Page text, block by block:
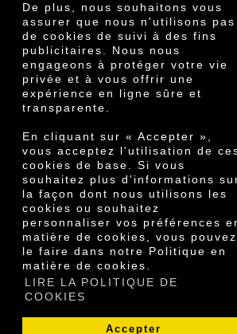
De plus, nous souhaitons vous
assurer que nous n'utilisons pas
de cookies de suivi à des fins
publicitaires. Nous nous
engageons à protéger votre vie
privée et à vous offrir une
expérience en ligne sûre et
transparente.
En cliquant sur « Accepter »,
vous acceptez l'utilisation de
cookies de base. Si vous
souhaitez plus d'informations
la façon dont nous utilisons les
cookies ou souhaitez
personnaliser vos préférences
matière de cookies, vous pouvez
le faire dans notre Politique en
matière de cookies.
LIRE LA POLITIQUE DE
COOKIES
Accepter
Avec
Cooperativa Agrícola de Cambrils
©
Avis légal·
Politique de confidentialité